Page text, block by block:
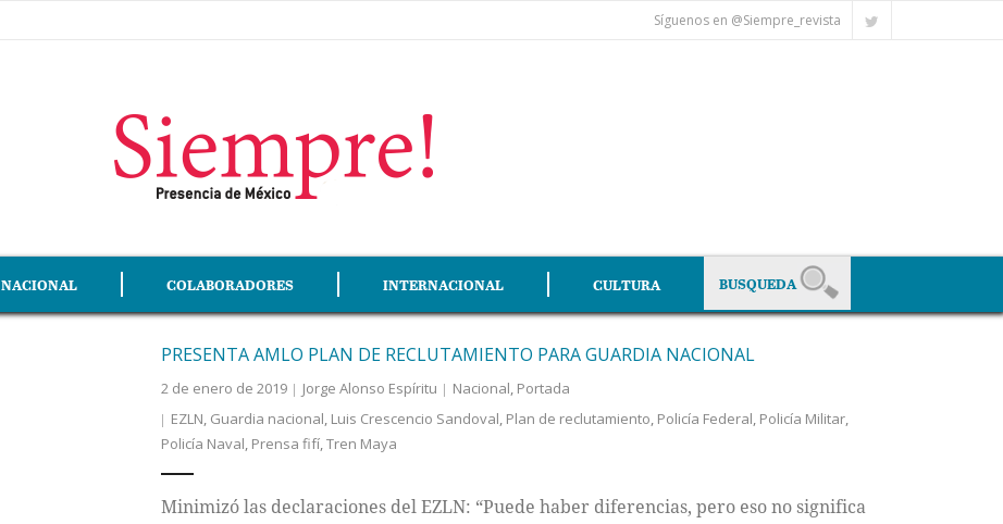
Síguenos en @Siempre_revista
NACIONAL COLABORADORES INTERNACIONAL CULTURA
PRESENTA AMLO PLAN DE RECLUTAMIENTO PARA GUARDIA NACIONAL
2 de enero de 2019 Jorge Alonso Espíritu Nacional, Portada
EZLN, Guardia nacional, Luis Crescencio Sandoval, Plan de reclutamiento, Policía Federal, Policía Militar,
Policía Naval, Prensa fifí,Tren Maya
Minimizó las declaraciones del EZLN: “Puede haber diferencias, pero eso no significa